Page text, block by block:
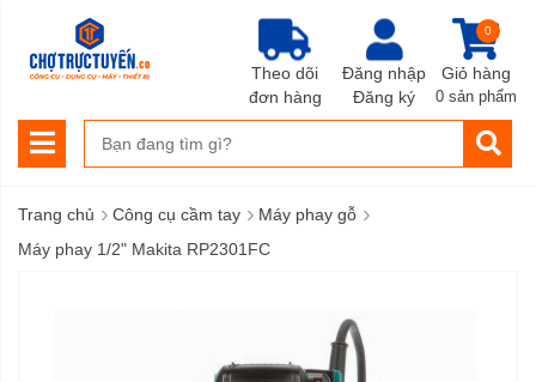
Đăng nhập
Đăng ký
Giỏ hàng
0
0 sản phẩm
Theo dõi
đơn hàng
Trang chủ › Công cụ cầm tay › Máy phay gỗ ›
Máy phay 1/2" Makita RP2301FC